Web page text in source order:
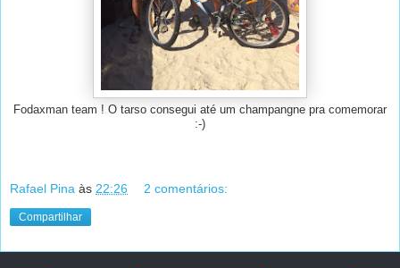
Fodaxman team ! O tarso consegui até um champangne pra comemorar
:-)
Rafael Pina às 22:26 2 comentários:
Compartilhar